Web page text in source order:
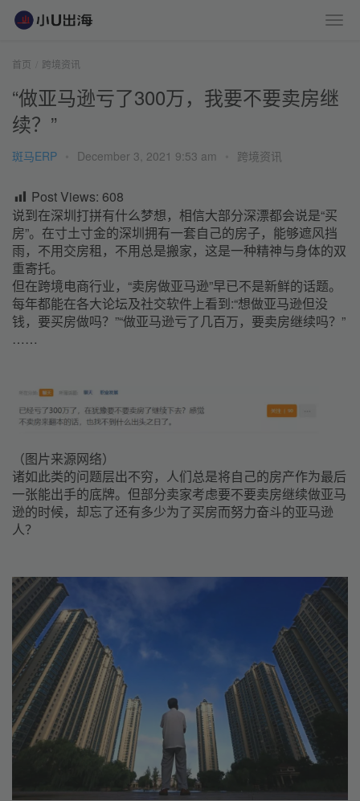
首页 跨境资讯
“做亚马逊亏了300万，我要不要卖房继
续？”
斑马ERP December 3, 2021 9:53 am 跨境资讯
Post Views: 608
说到在深圳打拼有什么梦想，相信大部分深漂都会说是“买
房”。在寸土寸金的深圳拥有一套自己的房子，能够遮风挡
雨，不用交房租，不用总是搬家，这是一种精神与身体的双
重寄托。
但在跨境电商行业，“卖房做亚马逊”早已不是新鲜的话题。
每年都能在各大论坛及社交软件上看到:“想做亚马逊但没
钱，要买房做吗？”“做亚马逊亏了几百万，要卖房继续吗？”
……
（图片来源网络）
诸如此类的问题层出不穷，人们总是将自己的房产作为最后
一张能出手的底牌。但部分卖家考虑要不要卖房继续做亚马
逊的时候，却忘了还有多少为了买房而努力奋斗的亚马逊
人？